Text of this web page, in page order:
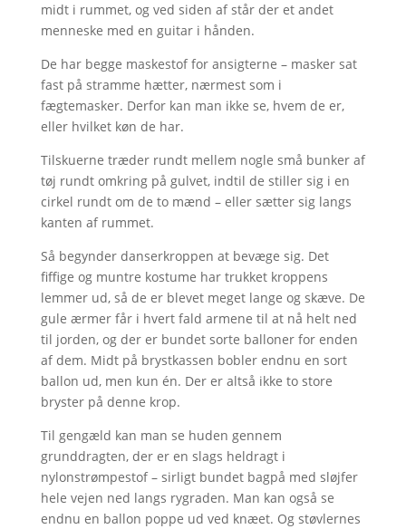
midt i rummet, og ved siden af står der et andet
menneske med en guitar i hånden.
De har begge maskestof for ansigterne – masker sat
fast på stramme hætter, nærmest som i
fægtemasker. Derfor kan man ikke se, hvem de er,
eller hvilket køn de har.
Tilskuerne træder rundt mellem nogle små bunker af
tøj rundt omkring på gulvet, indtil de stiller sig i en
cirkel rundt om de to mænd – eller sætter sig langs
kanten af rummet.
Så begynder danserkroppen at bevæge sig. Det
fiffige og muntre kostume har trukket kroppens
lemmer ud, så de er blevet meget lange og skæve. De
gule ærmer får i hvert fald armene til at nå helt ned
til jorden, og der er bundet sorte balloner for enden
af dem. Midt på brystkassen bobler endnu en sort
ballon ud, men kun én. Der er altså ikke to store
bryster på denne krop.
Til gengæld kan man se huden gennem
grunddragten, der er en slags heldragt i
nylonstrømpestof – sirligt bundet bagpå med sløjfer
hele vejen ned langs rygraden. Man kan også se
endnu en ballon poppe ud ved knæet. Og støvlernes